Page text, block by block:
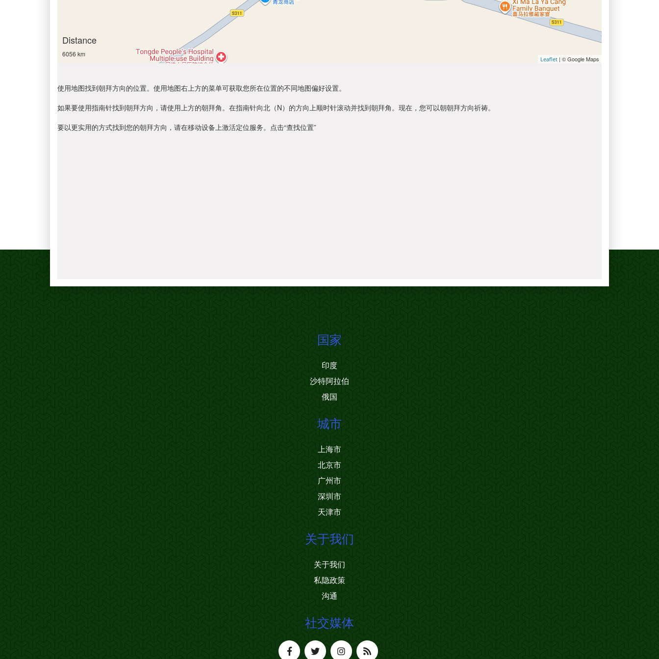
Distance
6056 km
Leaflet | © Google Maps
使用地图找到朝拜方向的位置。使用地图右上方的菜单可获取您所在位置的不同地图偏好设置。
如果要使用指南针找到朝拜方向，请使用上方的朝拜角。在指南针向北（N）的方向上顺时针滚动并找到朝拜角。现在，您可以朝朝拜方向祈祷。
要以更实用的方式找到您的朝拜方向，请在移动设备上激活定位服务。点击“查找位置”
国家
印度
沙特阿拉伯
俄国
城市
上海市
北京市
广州市
深圳市
天津市
关于我们
关于我们
私隐政策
沟通
社交媒体